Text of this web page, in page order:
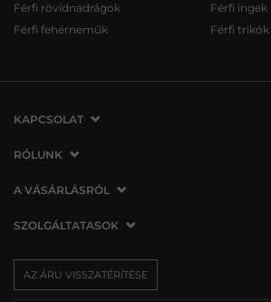
Férfi rövidnadrágok
Férfi fehérneműk
Férfi ingek
Férfi trikók
KAPCSOLAT
VERMONT Services Slovakia s. r. o.
821 07 Bratislava
Szlovákia
info@vermont.hu
RÓLUNK
Cégünkről
Üzleteink
Sajtó
A VÁSÁRLÁSRÓL
A vásárlás menete
Az áru visszatérítése/visszáru
Panaszok
SZOLGÁLTATASOK
Szállítás és fizetés
Ajándékutalványok
AZ ÁRU VISSZATÉRÍTÉSE